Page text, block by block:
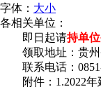
字体： 大小
各相关单位：
即日起请持单
领取地址：贵
联系电话：
附件：1.2022